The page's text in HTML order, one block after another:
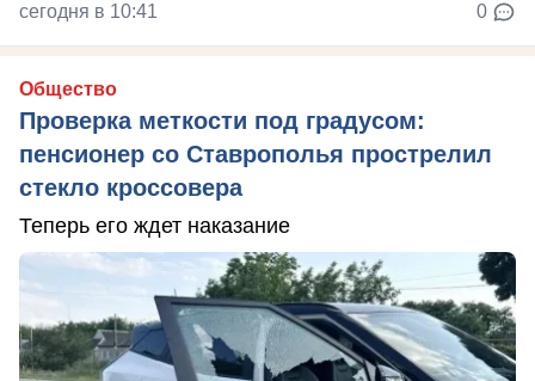
сегодня в 10:41 0
Общество
Проверка меткости под градусом:
пенсионер со Ставрополья прострелил
стекло кроссовера
Теперь его ждет наказание